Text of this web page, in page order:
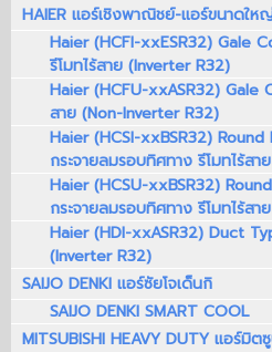
HAIER แอร์เชิงพาณิชย์-แอร์ขนาดให
Haier (HCFI-xxESR32) Gale
รีโมทไร้สาย (Inverter R32)
Haier (HCFU-xxASR32) Gale
สาย (Non-Inverter R32)
Haier (HCSI-xxBSR32)
กระจายลมรอบทิศทาง รีโมทไร้ส
Haier (HCSU-xxBSR32)
กระจายลมรอบทิศทาง รีโมทไร้ส
Haier (HDI-xxASR32) Duct
(Inverter R32)
SAIJO DENKI แอร์ซัยโจเด็นกิ
SAIJO DENKI SMART COOL
MITSUBISHI HEAVY DUTY แอร์มิ